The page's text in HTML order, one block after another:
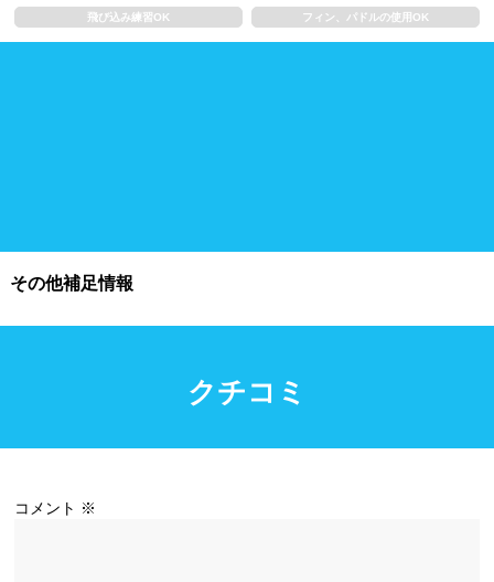
飛び込み練習OK フィン、パドルの使用OK
その他補足情報
クチコミ
コメント ※
プール情報